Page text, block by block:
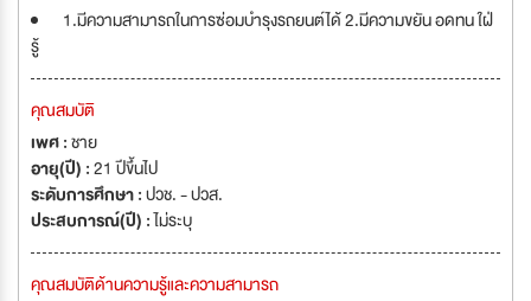
1.มีความสามารถในการซ่อมบำรุงรถยนต์ได้ 2.มีความขยัน อดทน ใฝ่
รู้
คุณสมบัติ
เพศ :ชาย
อายุ(ปี) :21 ปีขึ้นไป
ระดับการศึกษา :ปวช. - ปวส.
ประสบการณ์(ปี) :ไม่ระบุ
คุณสมบัติด้านความรู้และความสามารถ